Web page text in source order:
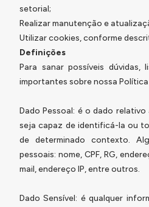
setorial;
Realizar manutenção e
Utilizar cookies, conforme
Definições
Para sanar possíveis dúvidas,
importantes sobre nossa Política
Dado Pessoal: é o dado
seja capaz de identificá-la ou
de determinado contexto.
pessoais: nome, CPF, RG,
mail, endereço IP, entre outros.
Dado Sensível: é qualquer